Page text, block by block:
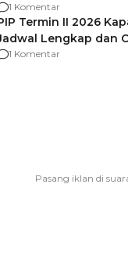
Pakai
1 Komentar
Termin II 2026
Lengkap dan
Dana Tidak
1 Komentar